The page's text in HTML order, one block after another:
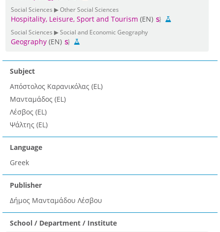
Social Sciences ▶ Other Social Sciences
Hospitality, Leisure, Sport and Tourism (EN)
Social Sciences ▶ Social and Economic Geography
Geography (EN)
Subject
Απόστολος Καρανικόλας (EL)
Μανταμάδος (EL)
Λέσβος (EL)
Ψάλτης (EL)
Language
Greek
Publisher
Δήμος Μανταμάδου Λέσβου
School / Department / Institute